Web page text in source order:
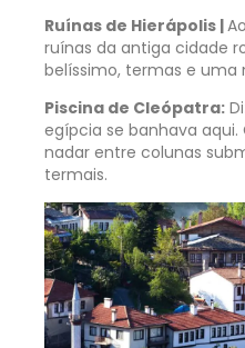
Ruínas de Hierápolis |
ruínas da antiga cidade
belíssimo, termas e uma
Piscina de Cleópatra:
egípcia se banhava aqui.
nadar entre colunas
termais.